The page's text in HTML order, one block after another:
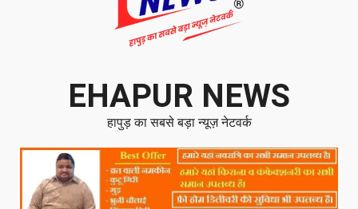
EHAPUR NEWS
हापुड़ का सबसे बड़ा न्यूज़ नेटवर्क